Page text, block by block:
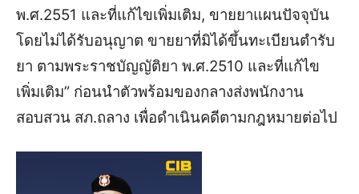
พ.ศ.2551 และที่แก้ไขเพิ่มเติม, ขายยาแผนปัจจุบัน
โดยไม่ได้รับอนุญาต ขายยาที่มิได้ขึ้นทะเบียนตำรับ
ยา ตามพระราชบัญญัติยา พ.ศ.2510 และที่แก้ไข
เพิ่มเติม” ก่อนนำตัวพร้อมของกลางส่งพนักงาน
สอบสวน สภ.ถลาง เพื่อดำเนินคดีตามกฎหมายต่อไป